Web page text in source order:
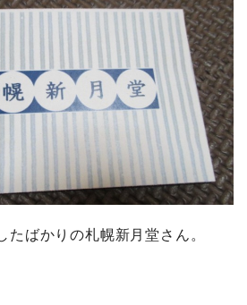
たばかりの札幌新月堂さん。